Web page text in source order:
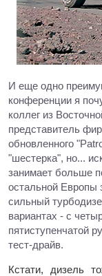
И еще одно
конференции я
коллег из
представитель
обновленного
"шестерка", но...
занимает больше
остальной Европы
сильный
вариантах - с
пятиступенчатой
тест-драйв.
Кстати, дизель